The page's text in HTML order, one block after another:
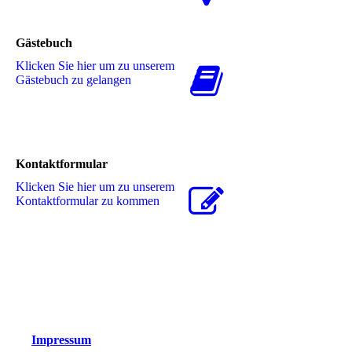
Gästebuch
Klicken Sie hier um zu unserem
Gästebuch zu gelangen
Kontaktformular
Klicken Sie hier um zu unserem
Kon­takt­for­mu­lar zu kommen
Impressum